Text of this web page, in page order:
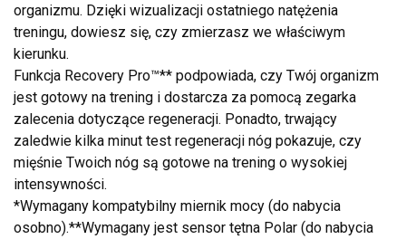
organizmu. Dzięki wizualizacji ostatniego natężenia
treningu, dowiesz się, czy zmierzasz we właściwym
kierunku.
Funkcja Recovery Pro™** podpowiada, czy Twój organizm
jest gotowy na trening i dostarcza za pomocą zegarka
zalecenia dotyczące regeneracji. Ponadto, trwający
zaledwie kilka minut test regeneracji nóg pokazuje, czy
mięśnie Twoich nóg są gotowe na trening o wysokiej
intensywności.
*Wymagany kompatybilny miernik mocy (do nabycia
osobno).**Wymagany jest sensor tętna Polar (do nabycia